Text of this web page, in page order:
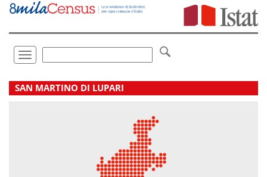
Vai
direttamente
Toggle
navigation
.
SAN MARTINO DI LUPARI